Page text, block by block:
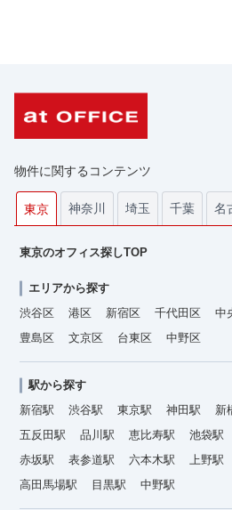
物件に関するコンテンツ
東京 神奈川 埼玉 千葉 名
東京のオフィス探しTOP
エリアから探す
渋谷区
港区 新宿区 千代田区 中
豊島区
文京区 台東区 中野区
駅から探す
新宿駅
渋谷駅 東京駅 神田駅 新
五反田駅
品川駅 恵比寿駅 池袋駅
赤坂駅
表参道駅 六本木駅 上野駅
高田馬場駅
目黒駅 中野駅